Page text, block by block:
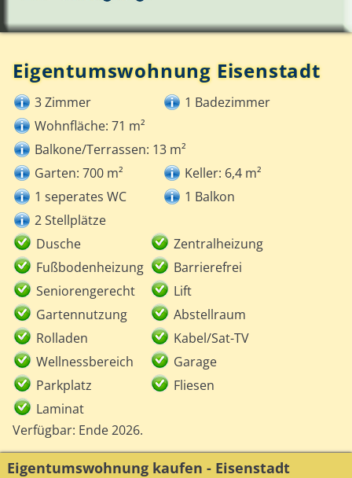
Eigentumswohnung Eisenstadt
3 Zimmer
1 Badezimmer
Wohnfläche: 71 m²
Balkone/Terrassen: 13 m²
Garten: 700 m²
Keller: 6,4 m²
1 seperates WC
1 Balkon
2 Stellplätze
Dusche
Zentralheizung
Fußbodenheizung
Barrierefrei
Seniorengerecht
Lift
Gartennutzung
Abstellraum
Rolladen
Kabel/Sat-TV
Wellnessbereich
Garage
Parkplatz
Fliesen
Laminat
Verfügbar: Ende 2026.
Eigentumswohnung kaufen - Eisenstadt